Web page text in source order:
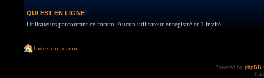
QUI EST EN LIGNE
Utilisateurs parcourant ce forum: Aucun utilisateur enregistré et 1 invité
Index du forum
Powered by phpBB